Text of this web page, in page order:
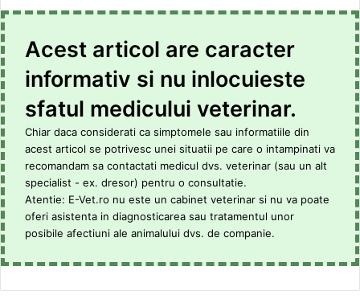
Acest articol are caracter
informativ si nu inlocuieste
sfatul medicului veterinar.
Chiar daca considerati ca simptomele sau informatiile din
acest articol se potrivesc unei situatii pe care o intampinati va
recomandam sa contactati medicul dvs. veterinar (sau un alt
specialist - ex. dresor) pentru o consultatie.
Atentie: E-Vet.ro nu este un cabinet veterinar si nu va poate
oferi asistenta in diagnosticarea sau tratamentul unor
posibile afectiuni ale animalului dvs. de companie.